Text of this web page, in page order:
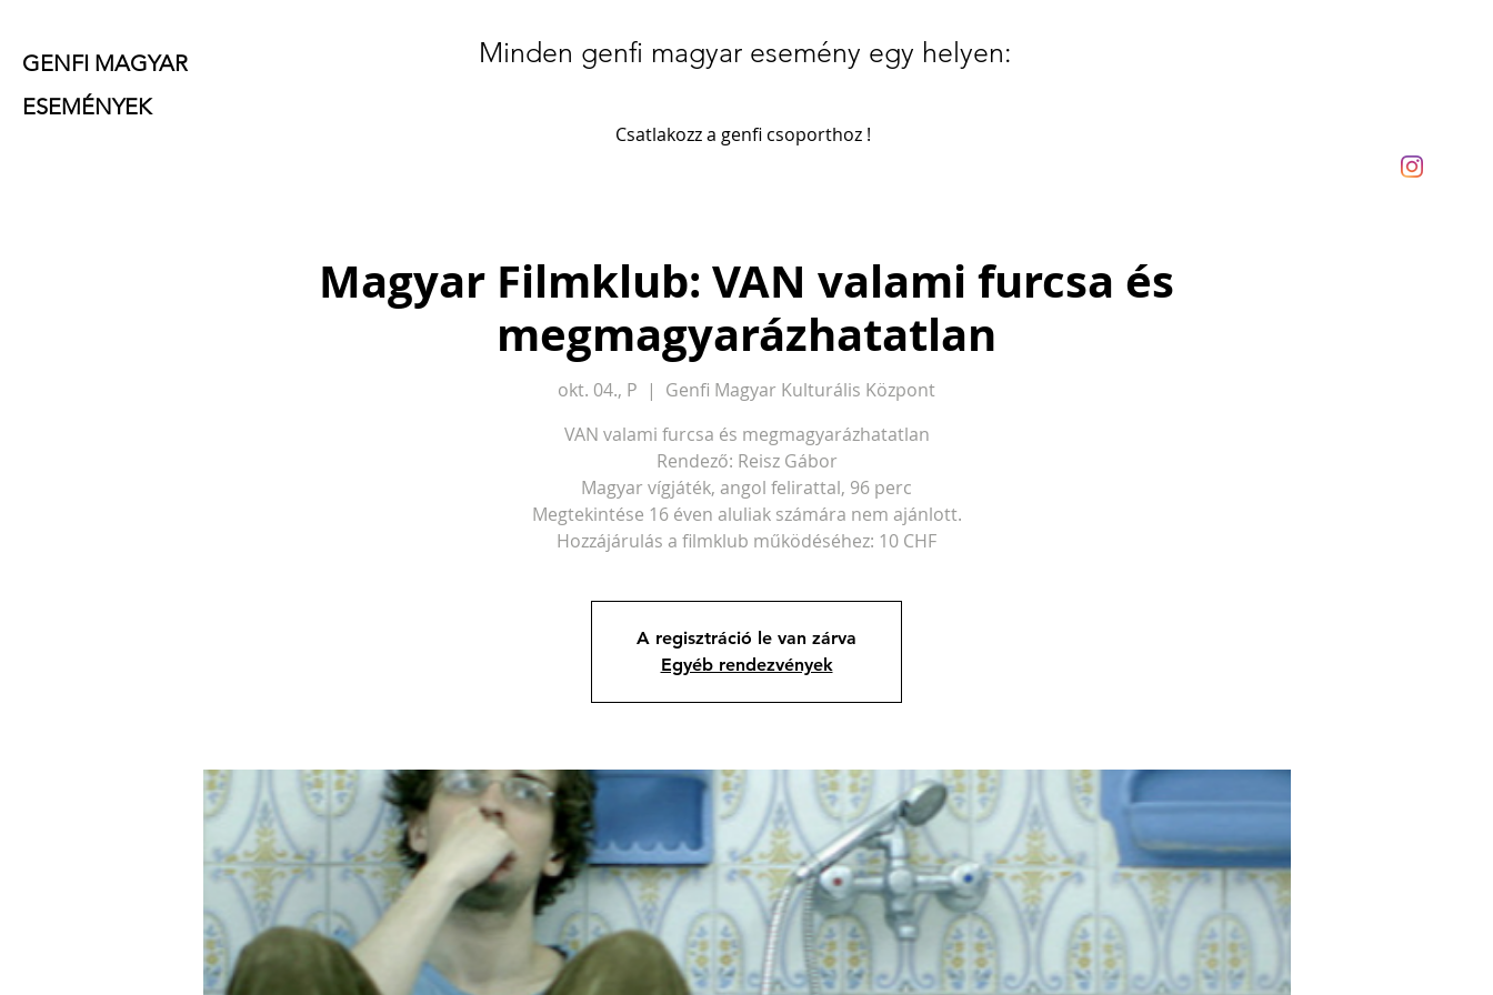
GENFI MAGYAR
ESEMÉNYEK
Minden genfi magyar esemény egy helyen:
Csatlakozz a genfi csoporthoz !
Magyar Filmklub: VAN valami furcsa és
megmagyarázhatatlan
okt. 04., P
  |
Genfi Magyar Kulturális Központ
VAN valami furcsa és megmagyarázhatatlan
Rendező: Reisz Gábor
Magyar vígjáték, angol felirattal, 96 perc
Megtekintése 16 éven aluliak számára nem ajánlott.
Hozzájárulás a filmklub működéséhez: 10 CHF
A regisztráció le van zárva
Egyéb rendezvények